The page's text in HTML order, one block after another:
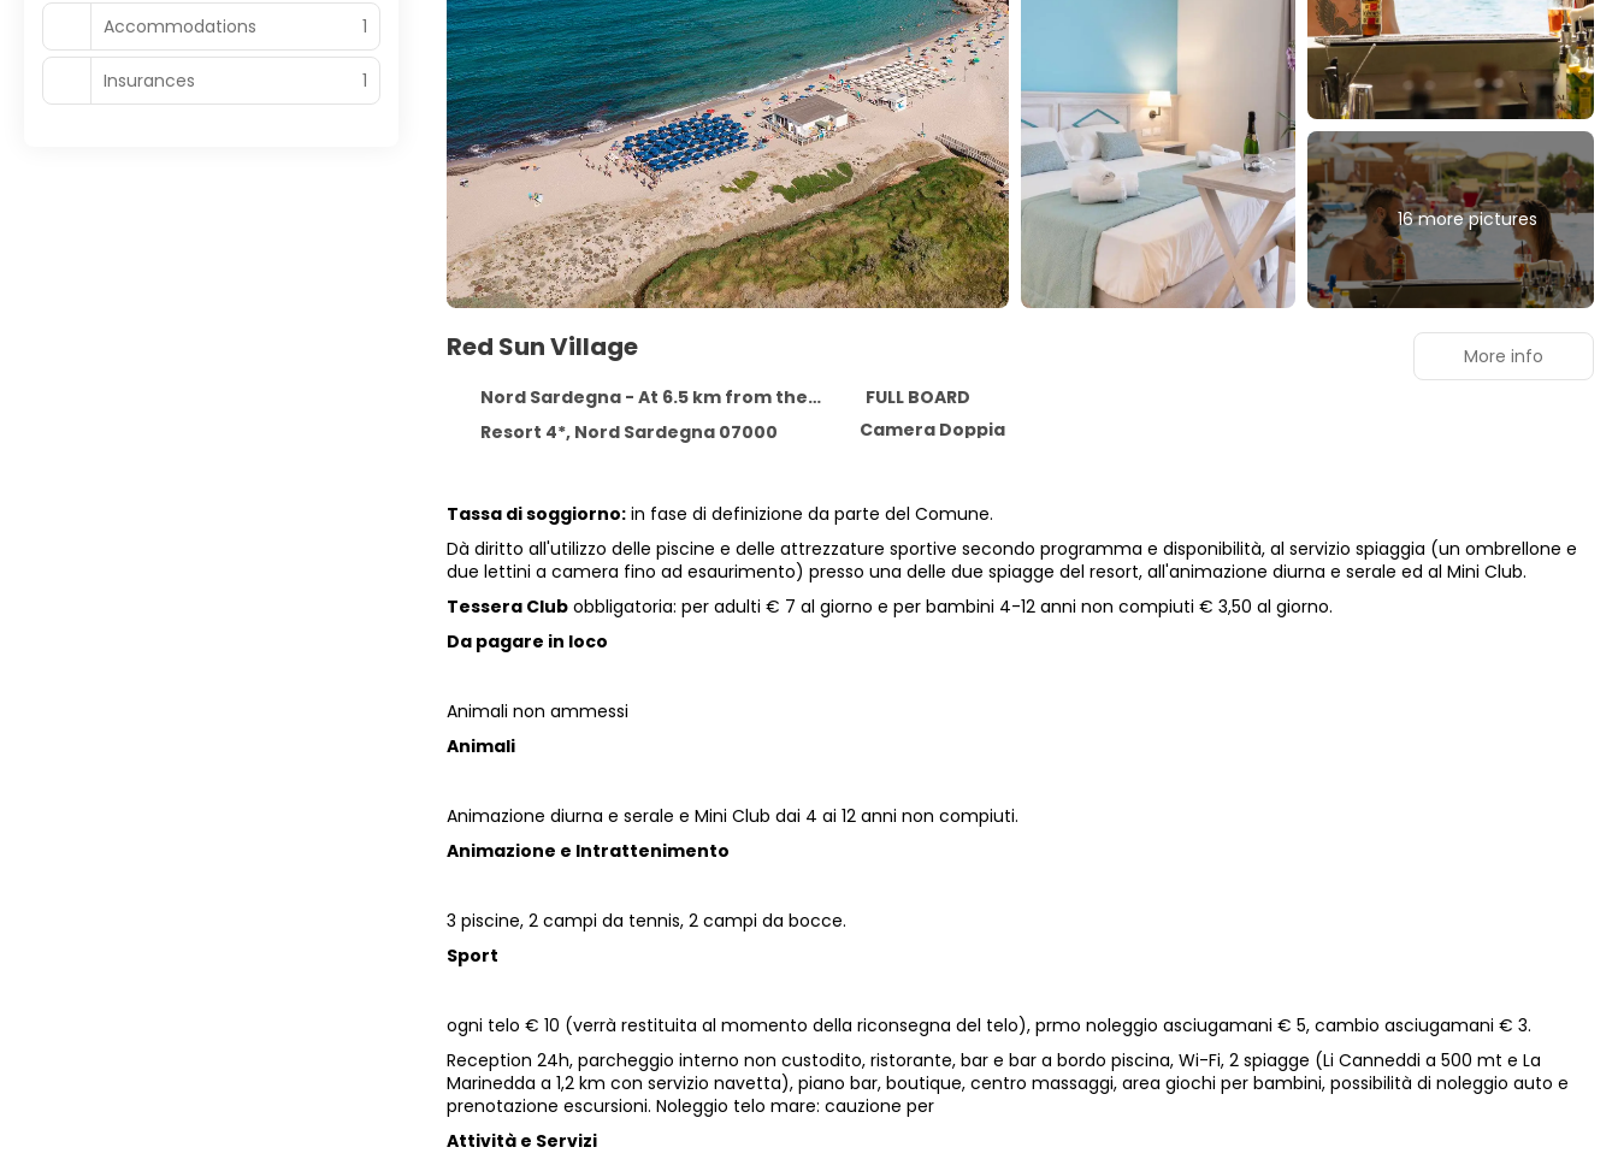
16 more pictures
Red Sun Village
Nord Sardegna - At 6.5 km from the centre
FULL BOARD
Resort 4*, Nord Sardegna 07000
Camera Doppia
Attività e Servizi
Reception 24h, parcheggio interno non custodito, ristorante, bar e bar a bordo piscina, Wi-Fi, 2 spiagge (Li Canneddi a 500 mt e La
Marinedda a 1,2 km con servizio navetta), piano bar, boutique, centro massaggi, area giochi per bambini, possibilità di noleggio auto e
prenotazione escursioni. Noleggio telo mare: cauzione per
ogni telo € 10 (verrà restituita al momento della riconsegna del telo), prmo noleggio asciugamani € 5, cambio asciugamani € 3.
Sport
3 piscine, 2 campi da tennis, 2 campi da bocce.
Animazione e Intrattenimento
Animazione diurna e serale e Mini Club dai 4 ai 12 anni non compiuti.
Animali
Animali non ammessi
Da pagare in loco
Tessera Club obbligatoria: per adulti € 7 al giorno e per bambini 4-12 anni non compiuti € 3,50 al giorno.
Dà diritto all'utilizzo delle piscine e delle attrezzature sportive secondo programma e disponibilità, al servizio spiaggia (un ombrellone e
due lettini a camera fino ad esaurimento) presso una delle due spiagge del resort, all'animazione diurna e serale ed al Mini Club.
Tassa di soggiorno: in fase di definizione da parte del Comune.
More info
Accommodations 1
Insurances 1